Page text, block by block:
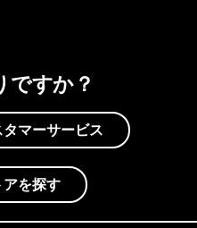
ですか？
タマーサービス
アを探す